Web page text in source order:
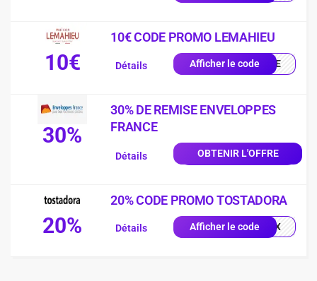
10€
10€ CODE PROMO LEMAHIEU
Afficher le codeILLE
Détails
30%
30% DE REMISE ENVELOPPES
FRANCE
OBTENIR L'OFFRE
Détails
20%
20% CODE PROMO TOSTADORA
Afficher le code0X1X
Détails